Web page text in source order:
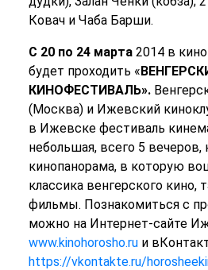
Ковач и Чаба Барши.
С 20 по 24 марта 2014 в
будет проходить «
КИНОФЕСТИВАЛЬ».
(Москва) и Ижевский
в Ижевске фестиваль
небольшая, всего 5 вечеров,
кинопанорама, в которую
классика венгерского кино,
фильмы. Познакомиться с
можно на Интернет-сайте
www.kinohorosho.ruи
https://vkontakte.ru/